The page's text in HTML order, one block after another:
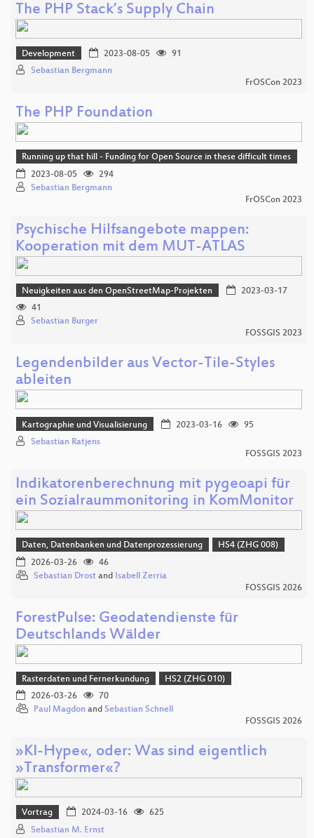
The PHP Stack’s Supply Chain
Development 2023-08-05
91
Sebastian Bergmann
FrOSCon 2023
The PHP Foundation
Running up that hill - Funding for Open Source in these difficult times
2023-08-05
294
Sebastian Bergmann
FrOSCon 2023
Psychische Hilfsangebote mappen:
Kooperation mit dem MUT-ATLAS
Neuigkeiten aus den OpenStreetMap-Projekten
2023-03-17
41
Sebastian Burger
FOSSGIS 2023
Legendenbilder aus Vector-Tile-Styles
ableiten
Kartographie und Visualisierung 2023-03-16
95
Sebastian Ratjens
FOSSGIS 2023
Indikatorenberechnung mit pygeoapi für
ein Sozialraummonitoring in KomMonitor
Daten, Datenbanken und Datenprozessierung
HS4 (ZHG 008)
2026-03-26
46
Sebastian Drost and
Isabell Zerria
FOSSGIS 2026
ForestPulse: Geodatendienste für
Deutschlands Wälder
Rasterdaten und Fernerkundung
HS2 (ZHG 010)
2026-03-26
70
Paul Magdon and Sebastian Schnell
FOSSGIS 2026
»KI-Hype«, oder: Was sind eigentlich
»Transformer«?
Vortrag 2024-03-16
625
Sebastian M. Ernst